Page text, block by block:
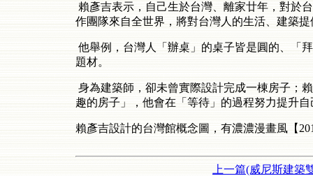
賴彥吉表示，自己生於台灣、離家廿年，對於
作團隊來自全世界，將對台灣人的生活、建築
他舉例，台灣人「辦桌」的桌子皆是圓的、「
題材。
身為建築師，卻未曾實際設計完成一棟房子；
趣的房子」，他會在「等待」的過程努力提升
賴彥吉設計的台灣館概念圖，有濃濃漫畫風【
上一篇(威尼斯建築